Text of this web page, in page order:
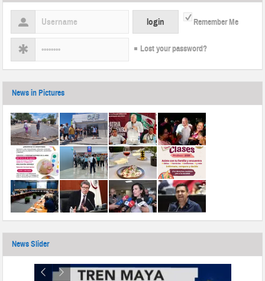
Remember Me
Lost your password?
News in Pictures
News Slider